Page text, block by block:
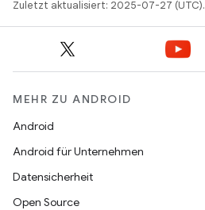
Zuletzt aktualisiert: 2025-07-27 (UTC).
MEHR ZU ANDROID
Android
Android für Unternehmen
Datensicherheit
Open Source